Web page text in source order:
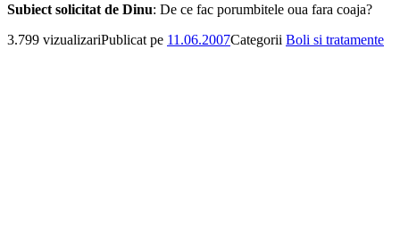
Subiect solicitat de Dinu: De ce fac porumbitele oua fara coaja?
3.799 vizualizariPublicat pe 11.06.2007Categorii Boli si tratamente